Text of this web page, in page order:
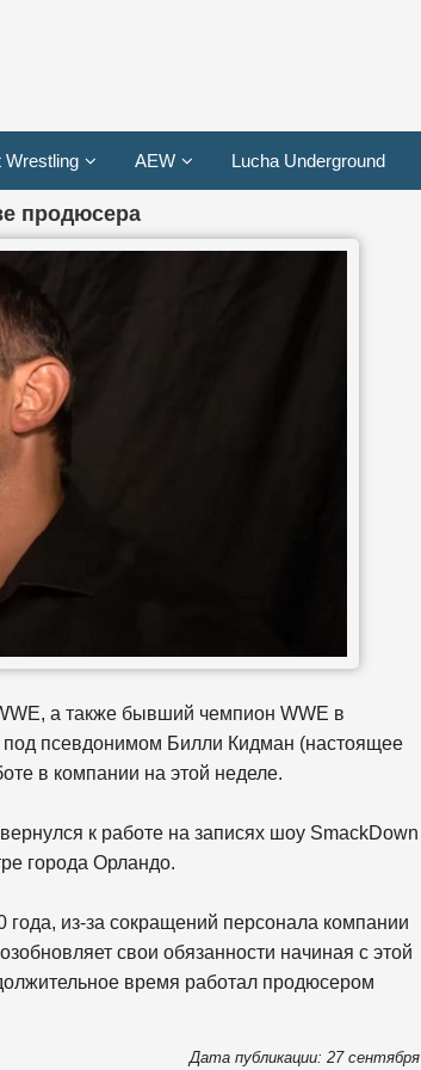
Wrestling AEW Lucha Underground
продюсера
а также бывший чемпион WWE в
псевдонимом Билли Кидман (настоящее
в компании на этой неделе.
к работе на записях шоу SmackDown
города Орландо.
из-за сокращений персонала компании
свои обязанности начиная с этой
время работал продюсером
Дата публикации: 27 сентября